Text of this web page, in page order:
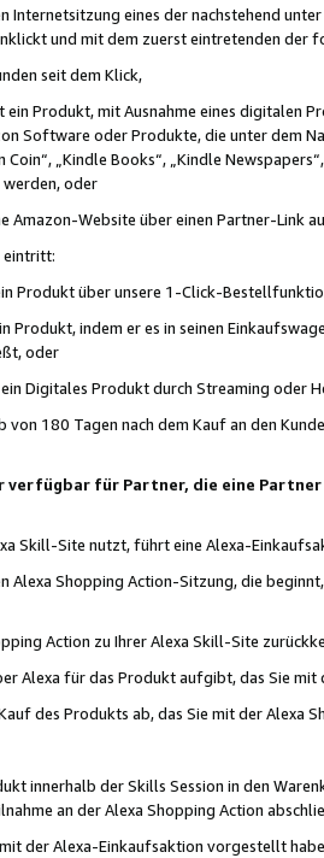
eines der nachstehend
und mit dem zuerst eintretenden der
seit dem Klick,
Produkt, mit Ausnahme eines digitalen
Software oder Produkte, die unter dem
Coin“, „Kindle Books“, „Kindle
oder
Website über einen Partner-Link
eintritt:
Produkt über unsere 1-Click-
Produkt, indem er es in seinen
oder
Digitales Produkt durch Streaming oder
180 Tagen nach dem Kauf an den
verfügbar für Partner, die eine
Skill-Site nutzt, führt eine Alexa-
Shopping Action-Sitzung, die
Action zu Ihrer Alexa Skill-Site
Alexa für das Produkt aufgibt, das Sie mit
des Produkts ab, das Sie mit der Alexa
innerhalb der Skills Session in den
an der Alexa Shopping Action
der Alexa-Einkaufsaktion vorgestellt